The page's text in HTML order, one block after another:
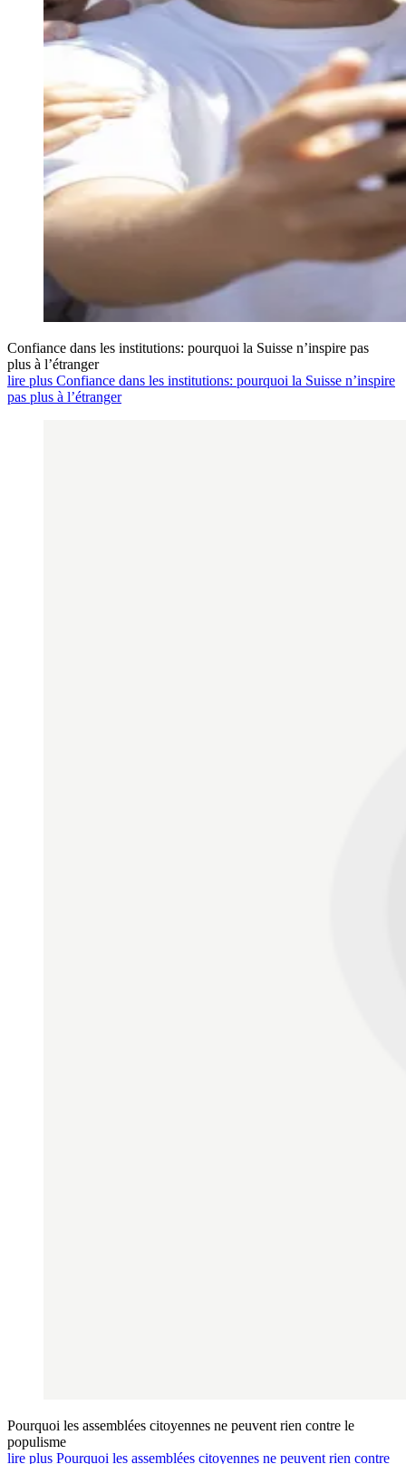
Confiance dans les institutions: pourquoi la Suisse n’inspire pas
plus à l’étranger
lire plus Confiance dans les institutions: pourquoi la Suisse n’inspire
pas plus à l’étranger
Pourquoi les assemblées citoyennes ne peuvent rien contre le
populisme
lire plus Pourquoi les assemblées citoyennes ne peuvent rien contre